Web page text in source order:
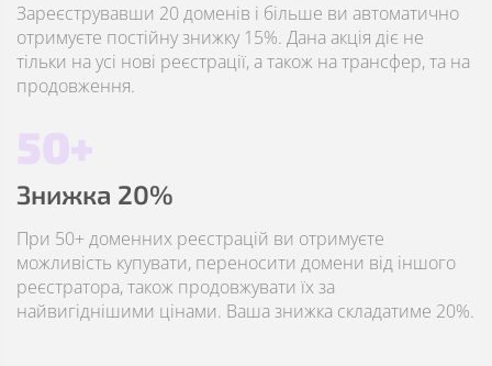
Зареєструвавши 20 доменів і більше ви автоматично
отримуєте постійну знижку 15%. Дана акція діє не
тільки на усі нові реєстрації, а також на трансфер, та на
продовження.
50+
Знижка 20%
При 50+ доменних реєстрацій ви отримуєте
можливість купувати, переносити домени від іншого
реєстратора, також продовжувати їх за
найвигіднішими цінами. Ваша знижка складатиме 20%.